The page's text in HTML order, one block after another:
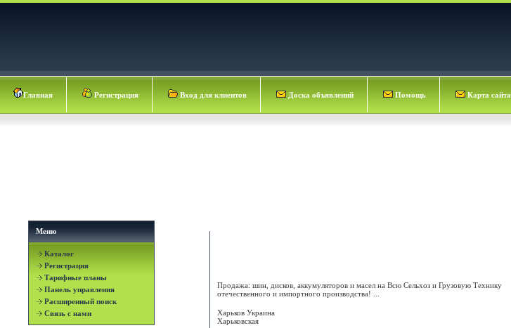
Главная Регистрация Вход для клиентов Доска объявлений Помощь Карта сайта
Меню
Каталог
Регистрация
Тарифные планы
Панель управления
Расширенный поиск
Связь с нами
Продажа: шин, дисков, аккумуляторов и масел на Всю Сельхоз и Грузовую Технику
отечественного и импортного производства! ...
Харьков Украина
Харьковская